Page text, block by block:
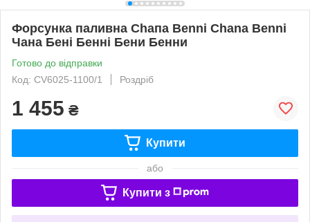
Форсунка паливна Сһапа Benni Chana Benni
Чана Бені Бенні Бени Бенни
Готово до відправки
Код: CV6025-1100/1
Роздріб
1 455 ₴
Купити
або
Купити з